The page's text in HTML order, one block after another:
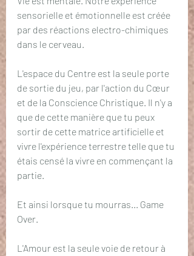
sensorielle et émotionnelle est créée
par des réactions electro-chimiques
dans le cerveau.
L'espace du Centre est la seule porte
de sortie du jeu, par l'action du Cœur
et de la Conscience Christique. Il n'y a
que de cette manière que tu peux
sortir de cette matrice artificielle et
vivre l'expérience terrestre telle que tu
étais censé la vivre en commençant la
partie.
Et ainsi lorsque tu mourras... Game
Over.
L'Amour est la seule voie de retour à